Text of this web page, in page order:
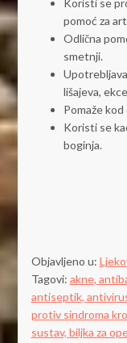
Koristi se
pomoć za
Odlična
smetnji.
lišajeva,
Pomaže
Koristi se
boginja.
Objavljeno u:
Tagovi: akne,
antiseptik,
protiv sindroma
sustav, biljka za